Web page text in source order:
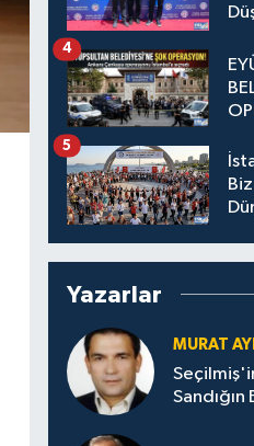
4
5
Yazarlar
MURAT